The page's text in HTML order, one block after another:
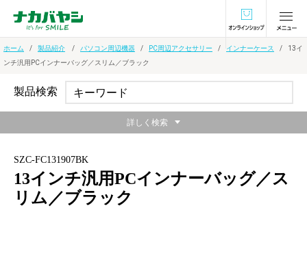
オンラインショ
ホーム 製品紹介 パソコン周辺機器 PC周辺アクセサリー インナーケース
13イ
ンチ汎用PCインナーバッグ／スリム／ブラック
SZC-FC131907BK
13インチ汎用PCインナーバッグ／ス
リム／ブラック
製品検索
詳しく検索